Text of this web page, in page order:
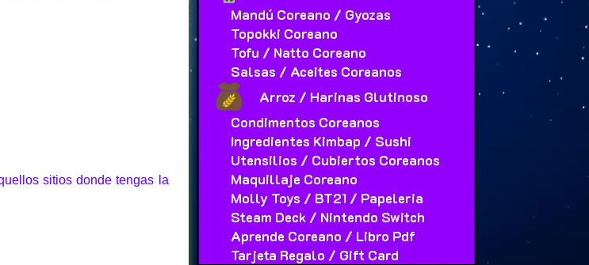
sitios donde tengas la
Mandú Coreano / Gyozas
Topokki Coreano
Tofu / Natto Coreano
Salsas / Aceites Coreanos
Arroz / Harinas Glutinoso
Condimentos Coreanos
Ingredientes Kimbap / Sushi
Utensilios / Cubiertos Coreanos
Maquillaje Coreano
Molly Toys / BT21 / Papeleria
Steam Deck / Nintendo Switch
Aprende Coreano / Libro Pdf
Tarjeta Regalo / Gift Card